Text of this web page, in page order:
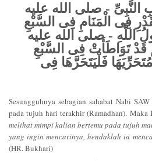
النَّبِىِّ - صلى الله عليه
فِى الْمَنَامِ فِى السَّبْعِ
اللَّهِ - صلى الله عليه
قَدْ تَوَاطَأَتْ فِى السَّبْعِ
فَلْيَتَحَرَّهَا فِى
Sesungguhnya sebagian sahabat Nabi
pada tujuh hari terakhir (Ramadhan). Maka
melihat mimpi kalian bertemu pada tujuh
yang ingin mencarinya, hendaklah ia
(HR. Bukhari)